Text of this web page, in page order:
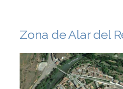
Zona de Alar del